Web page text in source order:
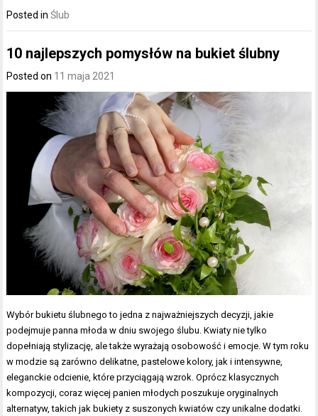
Posted inŚlub
10 najlepszych pomysłów na bukiet ślubny
Posted on 11 maja 2021
Wybór bukietu ślubnego to jedna z najważniejszych decyzji, jakie
podejmuje panna młoda w dniu swojego ślubu. Kwiaty nie tylko
dopełniają stylizację, ale także wyrażają osobowość i emocje. W tym roku
w modzie są zarówno delikatne, pastelowe kolory, jak i intensywne,
eleganckie odcienie, które przyciągają wzrok. Oprócz klasycznych
kompozycji, coraz więcej panien młodych poszukuje oryginalnych
alternatyw, takich jak bukiety z suszonych kwiatów czy unikalne dodatki.